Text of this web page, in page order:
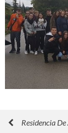
Residencia